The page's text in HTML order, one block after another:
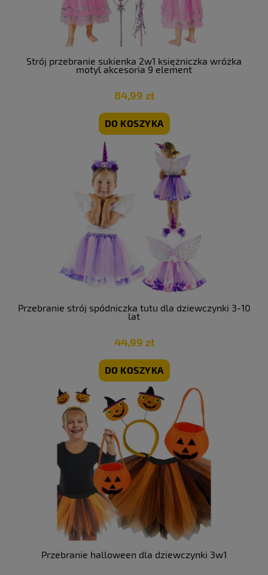
Strój przebranie sukienka 2w1 księżniczka wróżka
motyl akcesoria 9 element
84,99 zł
DO KOSZYKA
Przebranie strój spódniczka tutu dla dziewczynki 3-10
lat
44,99 zł
DO KOSZYKA
Przebranie halloween dla dziewczynki 3w1